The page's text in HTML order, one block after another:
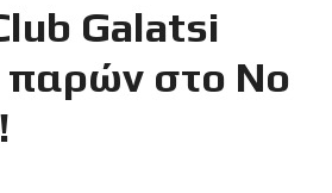
Galatsi
στο No